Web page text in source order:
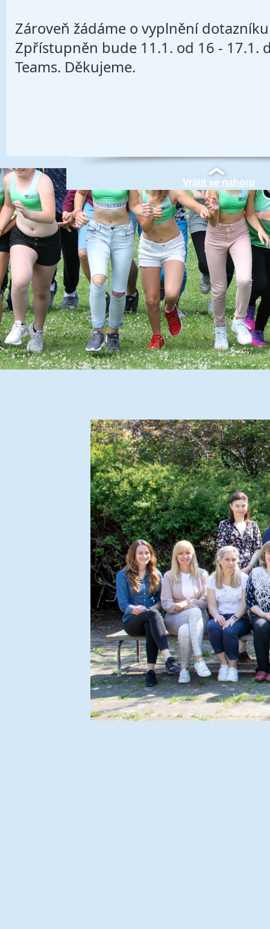
Zároveň žádáme o vyplnění
Zpřístupněn bude 11.1. od 16 - 17.1.
Teams. Děkujeme.
Vrátit se nahoru